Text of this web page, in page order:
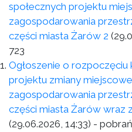
społecznych projektu
zagospodarowania
części miasta Żarów 2
723
Ogłoszenie o rozpoczęciu
projektu zmiany
zagospodarowania
części miasta Żarów wraz
(29.06.2026, 14:33) -